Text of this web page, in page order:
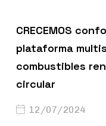
CRECEMOS
plataforma
combustibles
circular
12/07/2024